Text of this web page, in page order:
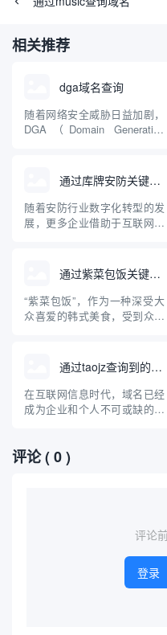
相关推荐
dga域名查询
随着网络安全威胁日益加剧，
DGA（Domain Generation
与封锁的常见手段。DGA域名
查询技术是识别和防范此类威
胁的关键工具。本文将详细介
绍DGA域名的原理、危害、
通过库牌安防关键词查询到的域名
随着安防行业数字化转型的发
展，更多企业借助于互联网进
关域名受到行业关注。本文梳
理通过“库牌安防”关键词在主
流平台检索得到的相关域名，
并对安防公司为何重视域名布
通过紫菜包饭关键词查询到的域名
“紫菜包饭”，作为一种深受大
众喜爱的韩式美食，受到众多
在互联网上可以查询到的相关
域名，并对“紫菜包饭”这一美
食进行专业科普，涵盖其起
源、制作方法、营养价值及与
通过taojz查询到的域名网站
在互联网信息时代，域名已经
成为企业和个人不可或缺的网
易和管理需求也愈发旺盛。
taojz作为国内知名的域名查询
评论( 0 )
评论
登录